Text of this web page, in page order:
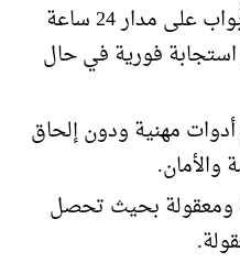
تقدم الشركة خدمة فتح الأبواب على مدار 24 ساعة
فورية في حال
مهنية ودون إلحاق
والأمان.
ومعقولة بحيث تحصل